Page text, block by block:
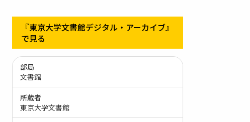
『東京大学文書館デジタル・アーカイブ』
で見る
部局
文書館
所蔵者
東京大学文書館